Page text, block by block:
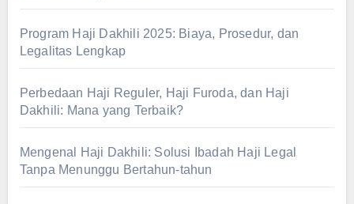
Program Haji Dakhili 2025: Biaya, Prosedur, dan
Legalitas Lengkap
Perbedaan Haji Reguler, Haji Furoda, dan Haji
Dakhili: Mana yang Terbaik?
Mengenal Haji Dakhili: Solusi Ibadah Haji Legal
Tanpa Menunggu Bertahun-tahun